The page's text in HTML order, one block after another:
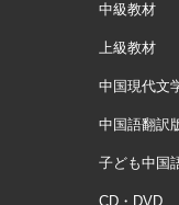
中級教材
上級教材
中国現代文
中国語翻訳
子ども中国
CD・DVD